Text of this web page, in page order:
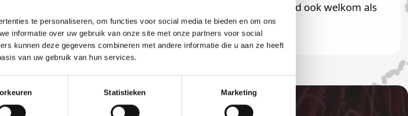
te personaliseren, om functies voor social media te bieden en om ons
informatie over uw gebruik van onze site met onze partners voor social
kunnen deze gegevens combineren met andere informatie die u aan ze heeft
van uw gebruik van hun services.
Statistieken Marketing
in Woudenberg. U bent van harte welkom! U bent uiteraard ook welkom als